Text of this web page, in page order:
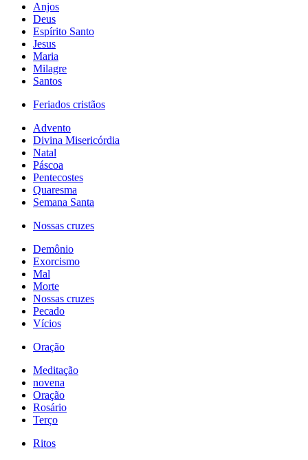
Anjos
Deus
Espírito Santo
Jesus
Maria
Milagre
Santos
Feriados cristãos
Advento
Divina Misericórdia
Natal
Páscoa
Pentecostes
Quaresma
Semana Santa
Nossas cruzes
Demônio
Exorcismo
Mal
Morte
Nossas cruzes
Pecado
Vícios
Oração
Meditação
novena
Oração
Rosário
Terço
Ritos